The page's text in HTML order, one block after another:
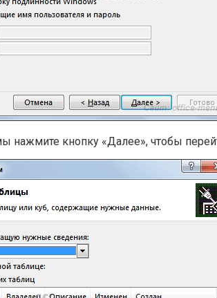
нажмите кнопку «Далее», чтобы